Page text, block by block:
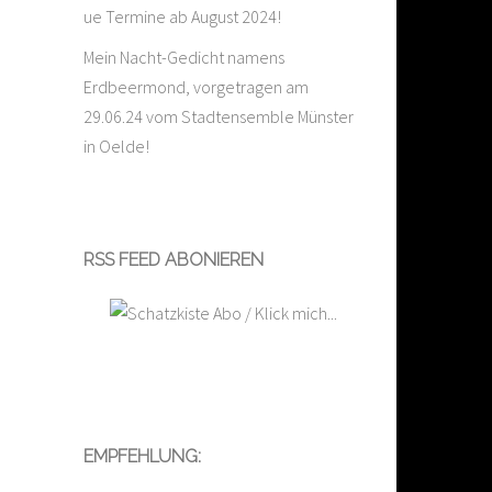
ue Termine ab August 2024!
Mein Nacht-Gedicht namens
Erdbeermond, vorgetragen am
29.06.24 vom Stadtensemble Münster
in Oelde!
RSS FEED ABONIEREN
EMPFEHLUNG: